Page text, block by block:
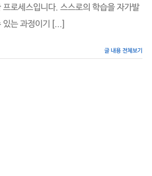
프로세스입니다. 스스로의 학습을 자가발
있는 과정이기 [...]
글 내용 전체보기